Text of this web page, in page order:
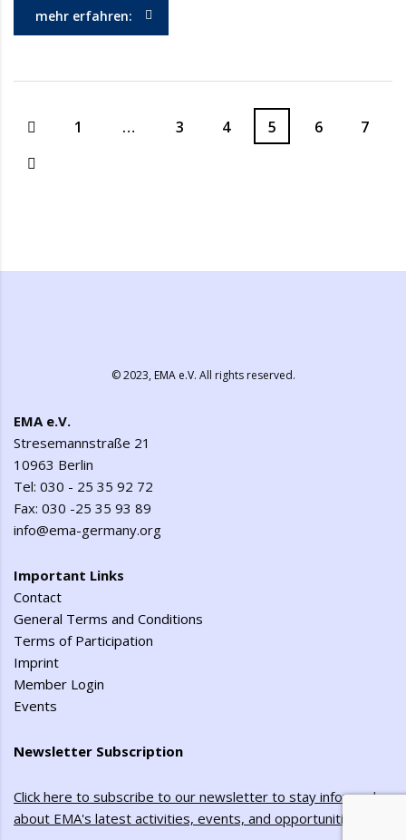
mehr erfahren:
1 … 3 4 5 6 7
© 2023,EMA e.V. All rights reserved.
EMA e.V.
Stresemannstraße 21
10963 Berlin
Tel: 030 - 25 35 92 72
Fax: 030 -25 35 93 89
info@ema-germany.org
Important Links
Contact
General Terms and Conditions
Terms of Participation
Imprint
Member Login
Events
Newsletter Subscription
Click here to subscribe to our newsletter to stay informed
about EMA's latest activities, events, and opportunities